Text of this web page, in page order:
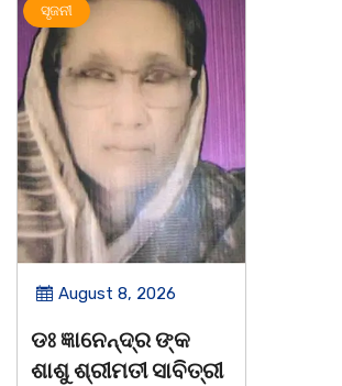
August 8, 2026
ଜ୍ଞାନେନ୍ଦ୍ର ଙ୍କ
ଶ୍ରୀମତୀ ସାବିତ୍ରୀ